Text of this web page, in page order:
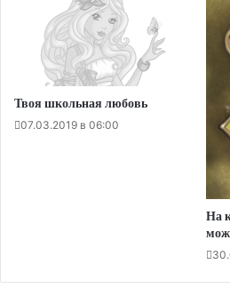
Твоя школьная любовь
07.03.2019 в 06:00
На